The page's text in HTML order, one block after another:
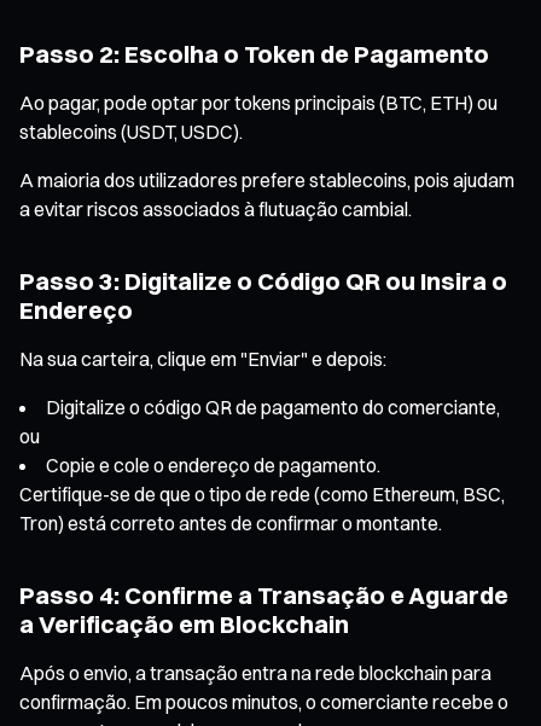
Passo 2: Escolha o Token de Pagamento
Ao pagar, pode optar por tokens principais (BTC, ETH) ou
stablecoins (USDT, USDC).
A maioria dos utilizadores prefere stablecoins, pois ajudam
a evitar riscos associados à flutuação cambial.
Passo 3: Digitalize o Código QR ou Insira o
Endereço
Na sua carteira, clique em "Enviar" e depois:
Digitalize o código QR de pagamento do comerciante,
ou
Copie e cole o endereço de pagamento.
Certifique-se de que o tipo de rede (como Ethereum, BSC,
Tron) está correto antes de confirmar o montante.
Passo 4: Confirme a Transação e Aguarde
a Verificação em Blockchain
Após o envio, a transação entra na rede blockchain para
confirmação. Em poucos minutos, o comerciante recebe o